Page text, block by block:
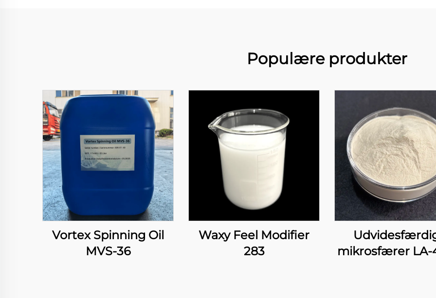
Populære produkter
Vortex Spinning Oil
MVS-36
Waxy Feel Modifier
283
mikrosfærer LA-